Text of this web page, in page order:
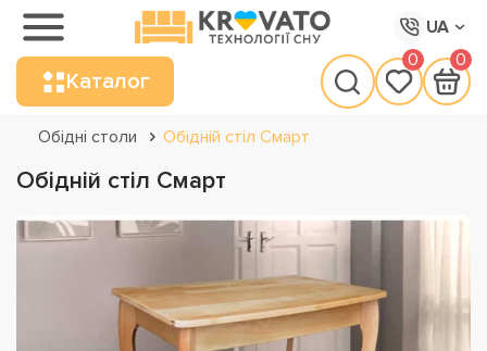
UA
Каталог
0 0
Обідні столи Обідній стіл Смарт
Обідній стіл Смарт